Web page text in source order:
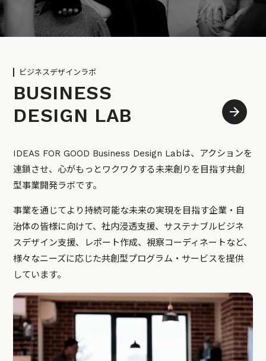
ビジネスデザインラボ
BUSINESS
DESIGN LAB
IDEAS FOR GOOD Business Design Labは、アクションを
連鎖させ、心がもっとワクワクする未来創りを目指す共創
型事業開発ラボです。
事業を通じてより持続可能な未来の実現を目指す企業・自
治体の皆様に向けて、社内浸透支援、サステナブルビジネ
スデザイン支援、レポート作成、視察コーディネートなど、
様々なニーズに応じた共創型プログラム・サービスを提供
しています。